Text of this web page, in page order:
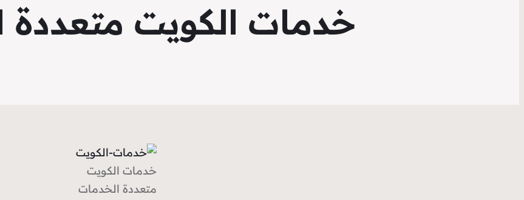
خدمات الكويت متعددة
خدمات الكويت
متعددة الخدمات